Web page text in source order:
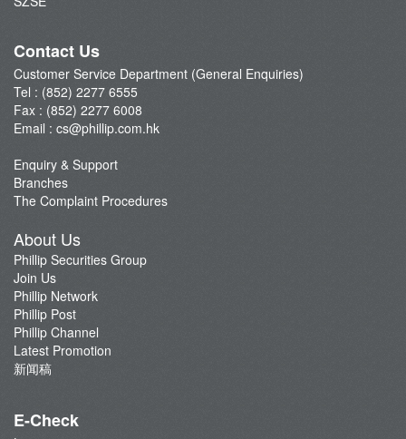
Phillip Post
新闻稿
Contact Us
Customer Service Department (General Enquiries)
Tel : (852) 2277 6555
Fax : (852) 2277 6008
Email : cs@phillip.com.hk
Enquiry & Support
Branches
The Complaint Procedures
About Us
Phillip Securities Group
Join Us
Phillip Network
Phillip Post
Phillip Channel
Latest Promotion
新闻稿
E-Check